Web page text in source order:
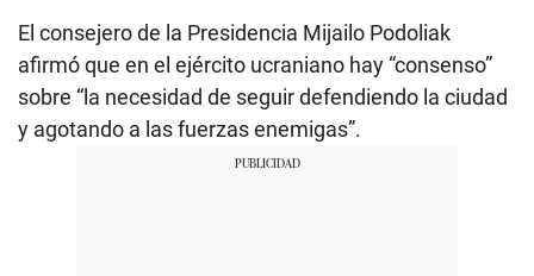
El consejero de la Presidencia Mijailo Podoliak
afirmó que en el ejército ucraniano hay “consenso”
sobre “la necesidad de seguir defendiendo la ciudad
y agotando a las fuerzas enemigas”.